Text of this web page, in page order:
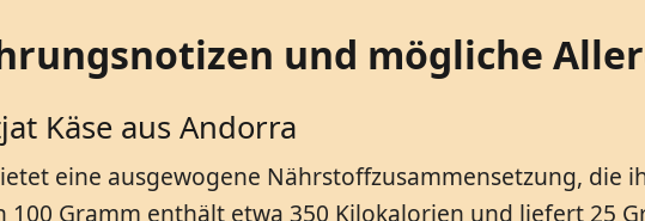
und mögliche
Käse aus Andorra
eine ausgewogene Nährstoffzusammensetzung, die
100 Gramm enthält etwa 350 Kilokalorien und liefert 25